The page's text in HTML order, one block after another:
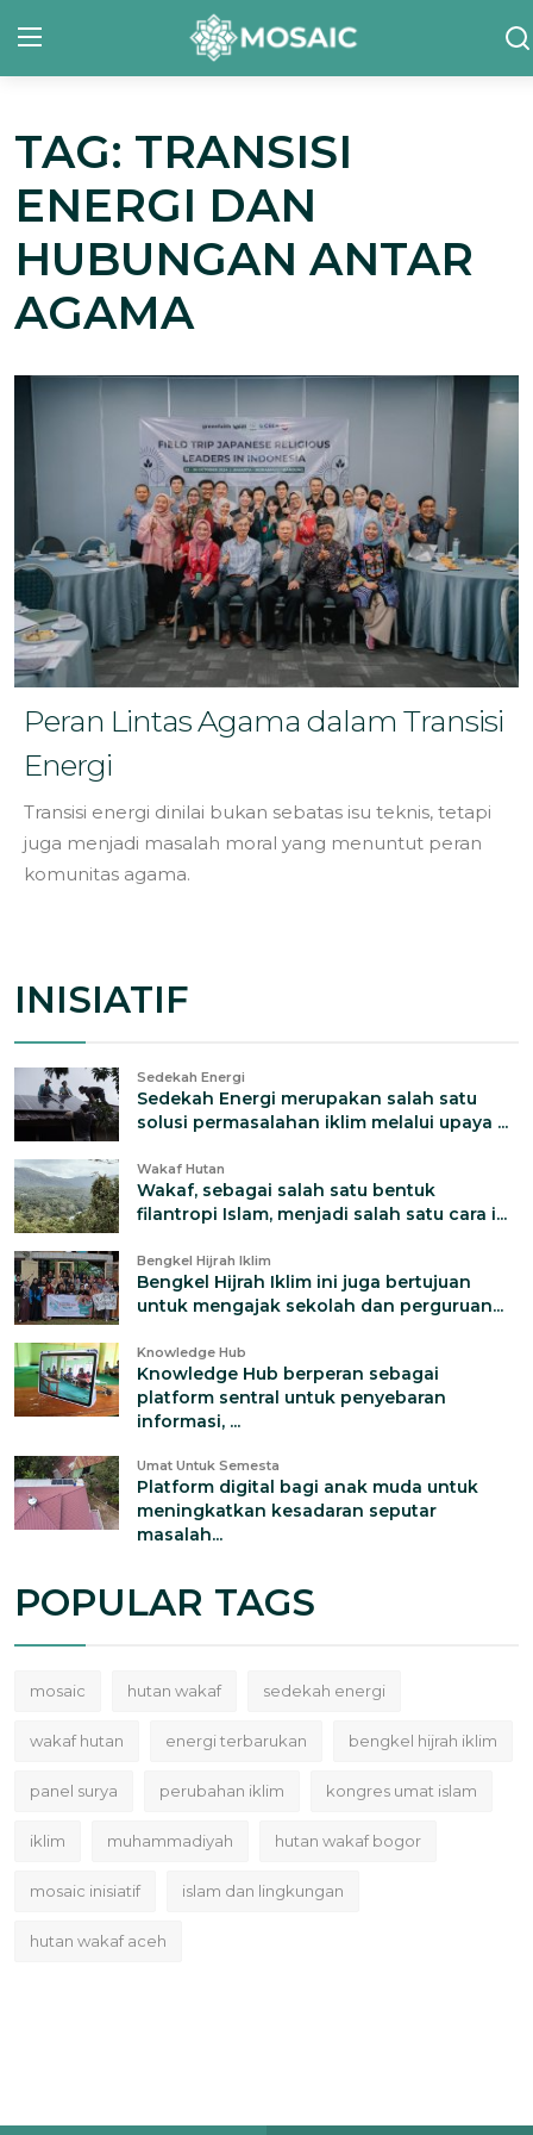
Contact
Tentang Kami
Risalah
Team Kami
Inisiatif
Sorotan Berita
Bahasa
TAG: TRANSISI
ENERGI DAN
HUBUNGAN ANTAR
AGAMA
Peran Lintas Agama dalam Transisi
Energi
Transisi energi dinilai bukan sebatas isu teknis, tetapi
juga menjadi masalah moral yang menuntut peran
komunitas agama.
INISIATIF
Sedekah Energi
Sedekah Energi merupakan salah satu
solusi permasalahan iklim melalui upaya ...
Wakaf Hutan
Wakaf, sebagai salah satu bentuk
filantropi Islam, menjadi salah satu cara i...
Bengkel Hijrah Iklim
Bengkel Hijrah Iklim ini juga bertujuan
untuk mengajak sekolah dan perguruan...
Knowledge Hub
Knowledge Hub berperan sebagai
platform sentral untuk penyebaran
informasi, ...
Umat Untuk Semesta
Platform digital bagi anak muda untuk
meningkatkan kesadaran seputar
masalah...
POPULAR TAGS
mosaic hutan wakaf sedekah energi
wakaf hutan energi terbarukan bengkel hijrah iklim
panel surya perubahan iklim kongres umat islam
iklim muhammadiyah hutan wakaf bogor
mosaic inisiatif islam dan lingkungan
hutan wakaf aceh